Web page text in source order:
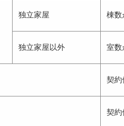
独立家屋 棟数
独立家屋以外 室数
契約
契約